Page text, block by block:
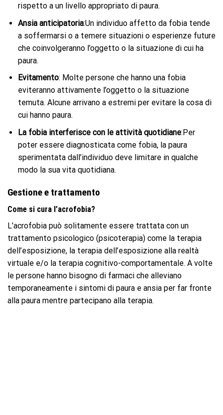
rispetto a un livello appropriato di paura.
Ansia anticipatoria:Un individuo affetto da fobia tende
a soffermarsi o a temere situazioni o esperienze future
che coinvolgeranno l’oggetto o la situazione di cui ha
paura.
Evitamento: Molte persone che hanno una fobia
eviteranno attivamente l’oggetto o la situazione
temuta. Alcune arrivano a estremi per evitare la cosa di
cui hanno paura.
La fobia interferisce con le attività quotidiane:Per
poter essere diagnosticata come fobia, la paura
sperimentata dall’individuo deve limitare in qualche
modo la sua vita quotidiana.
Gestione e trattamento
Come si cura l’acrofobia?
L’acrofobia può solitamente essere trattata con un
trattamento psicologico (psicoterapia) come la terapia
dell’esposizione, la terapia dell’esposizione alla realtà
virtuale e/o la terapia cognitivo-comportamentale. A volte
le persone hanno bisogno di farmaci che alleviano
temporaneamente i sintomi di paura e ansia per far fronte
alla paura mentre partecipano alla terapia.